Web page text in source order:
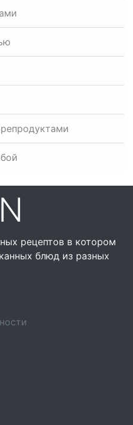
рецептов в котором
блюд из разных